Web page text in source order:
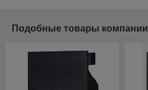
Подобные товары компании